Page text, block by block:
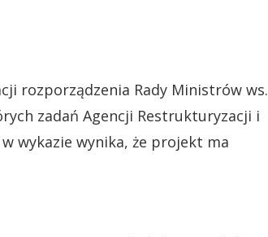
rozporządzenia Rady Ministrów ws.
zadań Agencji Restrukturyzacji i
wykazie wynika, że projekt ma